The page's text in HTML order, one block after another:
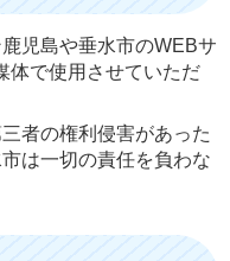
児島や垂水市のWEBサ
体で使用させていただ
者の権利侵害があった
は一切の責任を負わな